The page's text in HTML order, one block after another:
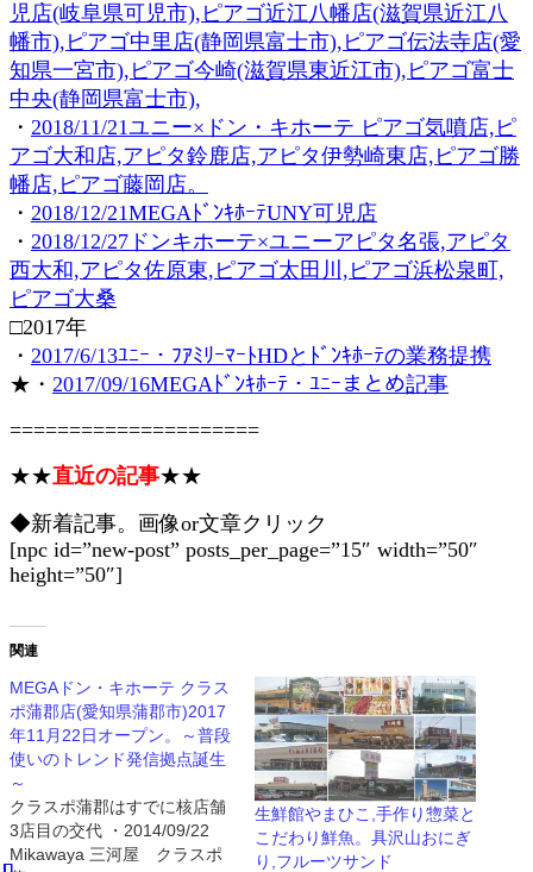
児店(岐阜県可児市),ピアゴ近江八幡店(滋賀県近江八
幡市),ピアゴ中里店(静岡県富士市),ピアゴ伝法寺店(愛
知県一宮市),ピアゴ今崎(滋賀県東近江市),ピアゴ富士
中央(静岡県富士市),
・ 2018/11/21ユニー×ドン・キホーテ ピアゴ気噴店,ピ
アゴ大和店,アピタ鈴鹿店,アピタ伊勢崎東店,ピアゴ勝
幡店,ピアゴ藤岡店。
・ 2018/12/21MEGAﾄﾞﾝｷﾎｰﾃUNY可児店
・ 2018/12/27ドンキホーテ×ユニーアピタ名張,アピタ
西大和,アピタ佐原東,ピアゴ太田川,ピアゴ浜松泉町,
ピアゴ大桑
□2017年
・ 2017/6/13ﾕﾆｰ・ﾌｱﾐﾘｰﾏｰﾄHDとﾄﾞﾝｷﾎｰﾃの業務提携
★・ 2017/09/16MEGAﾄﾞﾝｷﾎｰﾃ・ﾕﾆｰまとめ記事
=====================
★★直近の記事★★
◆新着記事。画像or文章クリック
[npc id=”new-post” posts_per_page=”15″ width=”50″
height=”50″]
関連
MEGAドン・キホーテ クラス
ポ蒲郡店(愛知県蒲郡市)2017
年11月22日オープン。～普段
使いのトレンド発信拠点誕生
～
クラスポ蒲郡はすでに核店舗
3店目の交代 ・2014/09/22
Mikawaya 三河屋 クラスポ
生鮮館やまひこ,手作り惣菜と
こだわり鮮魚。具沢山おにぎ
り,フルーツサンド